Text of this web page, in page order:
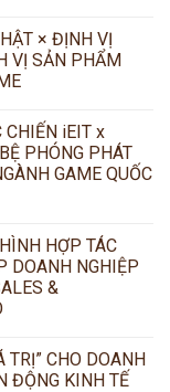
× ĐỊNH VỊ
VỊ SẢN PHẨM
CHIẾN iEIT x
PHÓNG PHÁT
GAME QUỐC
HỢP TÁC
DOANH NGHIỆP
&
TRỊ” CHO DOANH
ĐỘNG KINH TẾ